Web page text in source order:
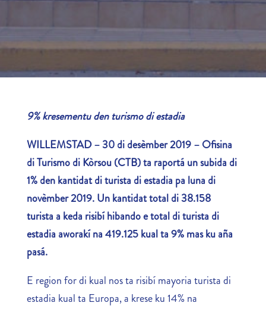
9% kresementu den turismo di estadia
WILLEMSTAD – 30 di desèmber 2019 – Ofisina
di Turismo di Kòrsou (CTB) ta raportá un subida di
1% den kantidat di turista di estadia pa luna di
novèmber 2019. Un kantidat total di 38.158
turista a keda risibí hibando e total di turista di
estadia aworakí na 419.125 kual ta 9% mas ku aña
pasá.
E region for di kual nos ta risibí mayoria turista di
estadia kual ta Europa, a krese ku 14% na